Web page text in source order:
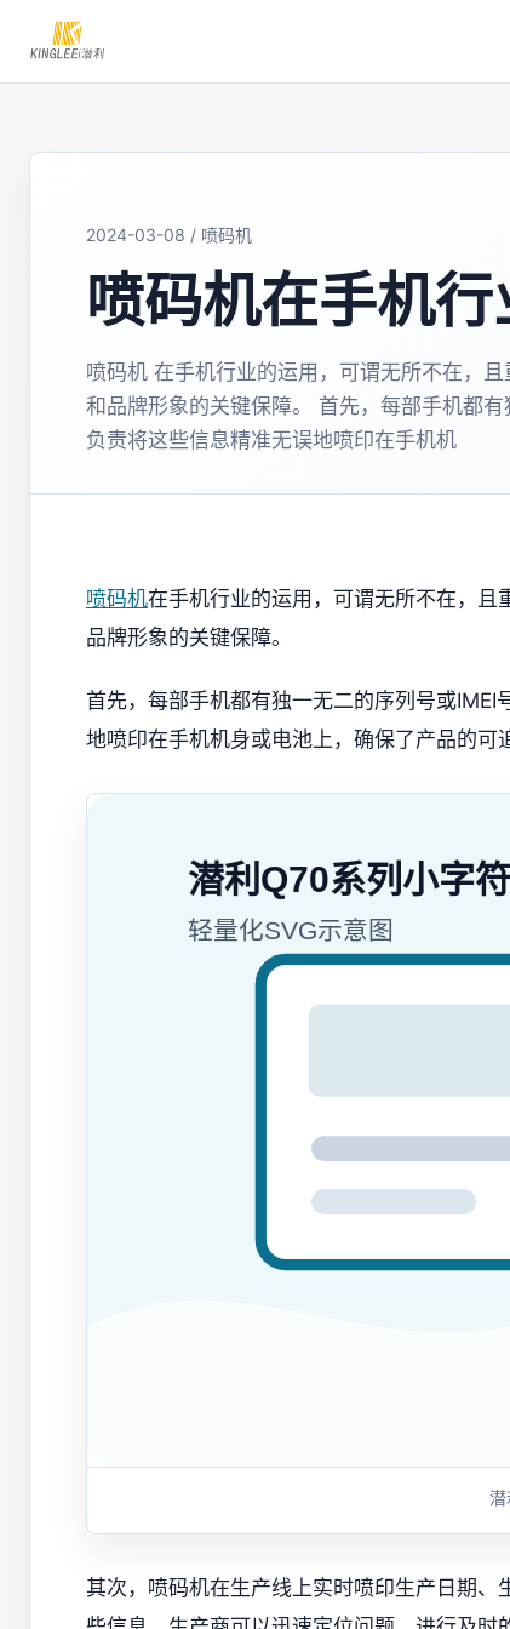
2024-03-08 / 喷码机
喷码机在手机
喷码机 在手机行业的运用，可谓无所不在，
和品牌形象的关键保障。 首先，每部手机都
负责将这些信息精准无误地喷印在手机机
喷码机在手机行业的运用，可谓无所不在，且
品牌形象的关键保障。
首先，每部手机都有独一无二的序列号或IMEI
地喷印在手机机身或电池上，确保了产品的可
潜利Q70系列小字
轻量化SVG示意图
潜
其次，喷码机在生产线上实时喷印生产日期